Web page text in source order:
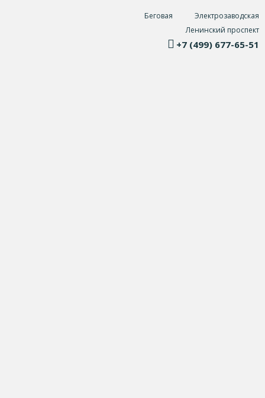
Беговая
Электрозаводская
Ленинский проспект
+7 (499) 677-65-51